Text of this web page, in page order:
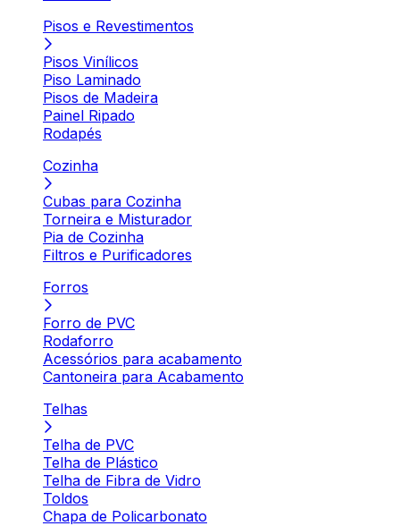
Pisos e Revestimentos
Pisos Vinílicos
Piso Laminado
Pisos de Madeira
Painel Ripado
Rodapés
Cozinha
Cubas para Cozinha
Torneira e Misturador
Pia de Cozinha
Filtros e Purificadores
Forros
Forro de PVC
Rodaforro
Acessórios para acabamento
Cantoneira para Acabamento
Telhas
Telha de PVC
Telha de Plástico
Telha de Fibra de Vidro
Toldos
Chapa de Policarbonato